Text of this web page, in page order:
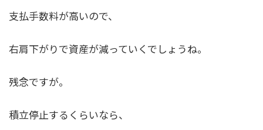
支払手数料が高いので、
右肩下がりで資産が減っていくでしょうね。
残念ですが。
積立停止するくらいなら、